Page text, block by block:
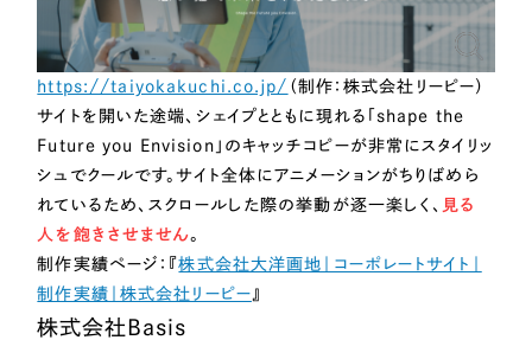
https://taiyokakuchi.co.jp/ （制作：株式会社リーピー）
サイトを開いた途端、シェイプとともに現れる「shape the
Future you Envision」のキャッチコピーが非常にスタイリッ
シュでクールです。サイト全体にアニメーションがちりばめら
れているため、スクロールした際の挙動が逐一楽しく、 見る
人を飽きさせません。
制作実績ページ：『株式会社大洋画地｜コーポレートサイト｜
制作実績｜株式会社リーピー』
株式会社Basis